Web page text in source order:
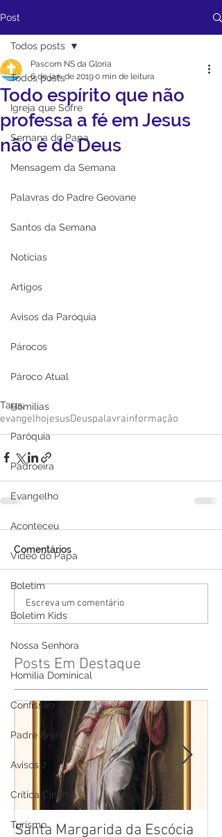
Post
Todos posts
Igreja que Sofre
Semana do Papa
Mensagem da Semana
Palavras do Padre Geovane
Santos da Semana
Notícias
Artigos
Avisos da Paróquia
Párocos
Pároco Atual
Homilias
Paróquia
Padroeira
Evangelho
Aconteceu
Video do Papa
Boletim
Boletim Kids
Nossa Senhora
Homilia Dominical
Confissão
Padre Bruno
Avisos 2
Crítica Cinema
Turismo
Todos posts
Todo espírito que não
professa a fé em Jesus
não é de Deus
Pascom NS da Gloria
6 de jan. de 20190 min de leitura
Tags:
evangelhojesusDeuspalavrainformação
Comentários
Escreva um comentário
Posts Em Destaque
Santa Margarida da Escócia